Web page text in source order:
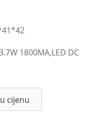
1800MA,LED DC
cijenu